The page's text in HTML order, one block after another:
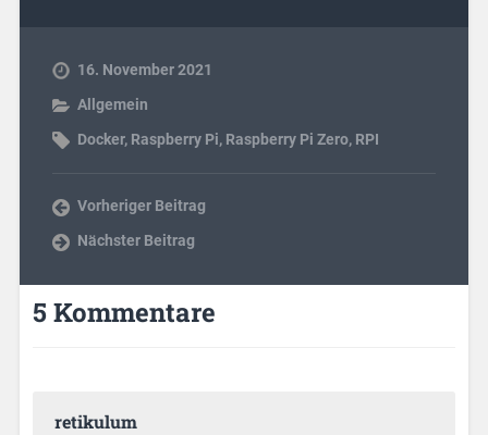
16. November 2021
Allgemein
Docker, Raspberry Pi, Raspberry Pi Zero, RPI
Vorheriger Beitrag
Nächster Beitrag
5 Kommentare
retikulum